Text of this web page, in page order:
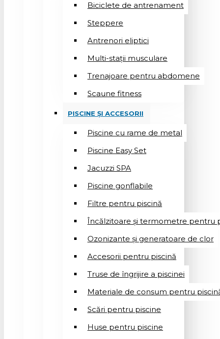
Biciclete de antrenament
Steppere
Antrenori eliptici
Multi-stații musculare
Trenajoare pentru abdomene
Scaune fitness
PISCINE ȘI ACCESORII
Piscine cu rame de metal
Piscine Easy Set
Jacuzzi SPA
Piscine gonflabile
Filtre pentru piscină
Încălzitoare și termometre pentru
Ozonizante și generatoare de clor
Accesorii pentru piscină
Truse de îngrijire a piscinei
Materiale de consum pentru
Scări pentru piscine
Huse pentru piscine